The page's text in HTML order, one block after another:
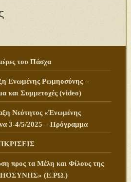
του Πάσχα
Ενωμένης Ρωμηοσύνης –
και Συμμετοχές (video)
Νεότητος «Ἑνωμένης
3-4/5/2025 – Πρόγραμμα
προς τα Μέλη και Φίλους της
(Ε.ΡΩ.)